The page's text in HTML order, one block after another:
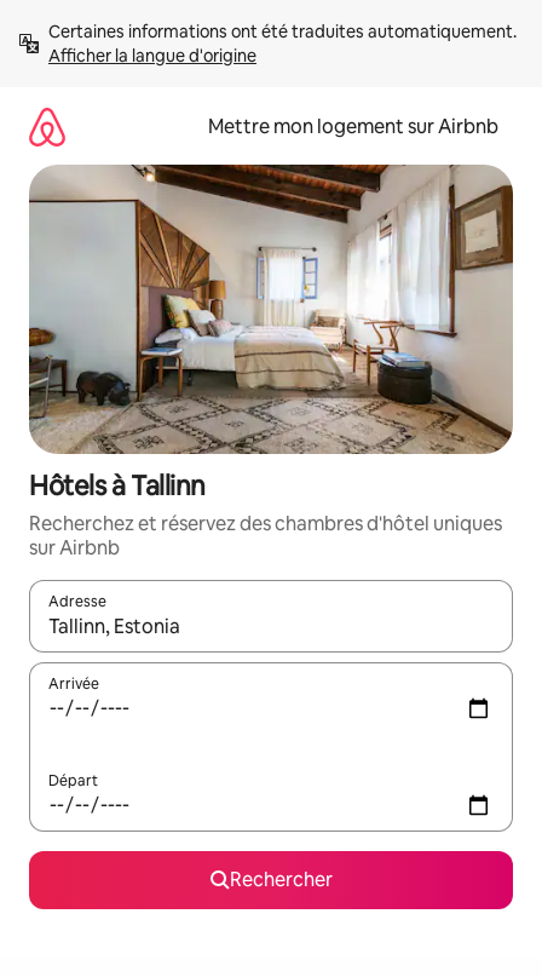
directement
Afficher la langue d'origine
Mettre mon logement sur Airbnb
Hôtels à Tallinn
Recherchez et réservez des chambres d'hôtel uniques
sur Airbnb
Adresse
Lorsque les résultats s'affichent, utilisez les flèches vers le
Arrivée
Départ
Rechercher